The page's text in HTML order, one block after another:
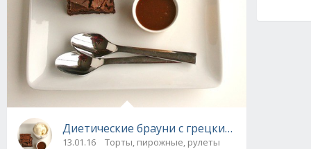
Диетические брауни с грецкими орехами
13.01.16 Торты, пирожные, рулеты